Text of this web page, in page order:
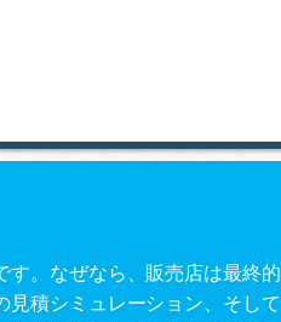
す。なぜなら、販売店は最終的
積シミュレーション、そして